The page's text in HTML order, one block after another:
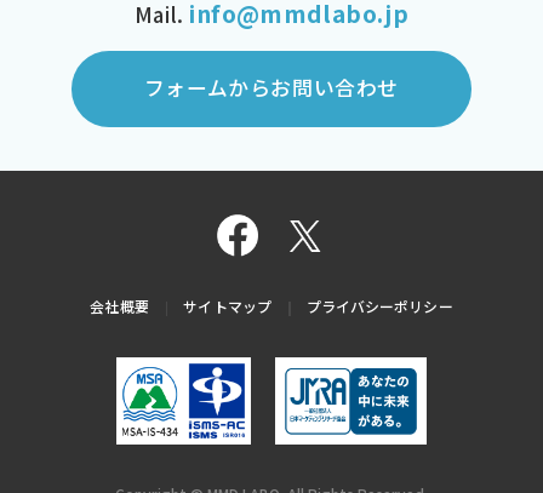
Mail. info@mmdlabo.jp
フォームからお問い合わせ
会社概要 サイトマップ プライバシーポリシー